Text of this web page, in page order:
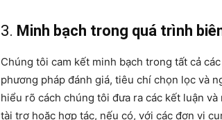
3. Minh bạch trong quá trình
Chúng tôi cam kết minh bạch trong tất cả
phương pháp đánh giá, tiêu chí chọn lọc và
hiểu rõ cách chúng tôi đưa ra các kết luận
tài trợ hoặc hợp tác, nếu có, với các đơn vị